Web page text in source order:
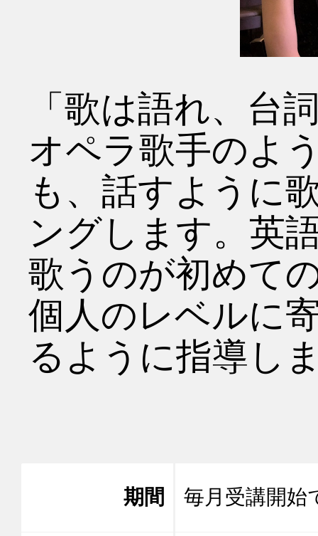
「歌は語れ、台
オペラ歌手のよ
も、話すように
ングします。英
歌うのが初めて
個人のレベルに
るように指導し
期間 毎月受講開始